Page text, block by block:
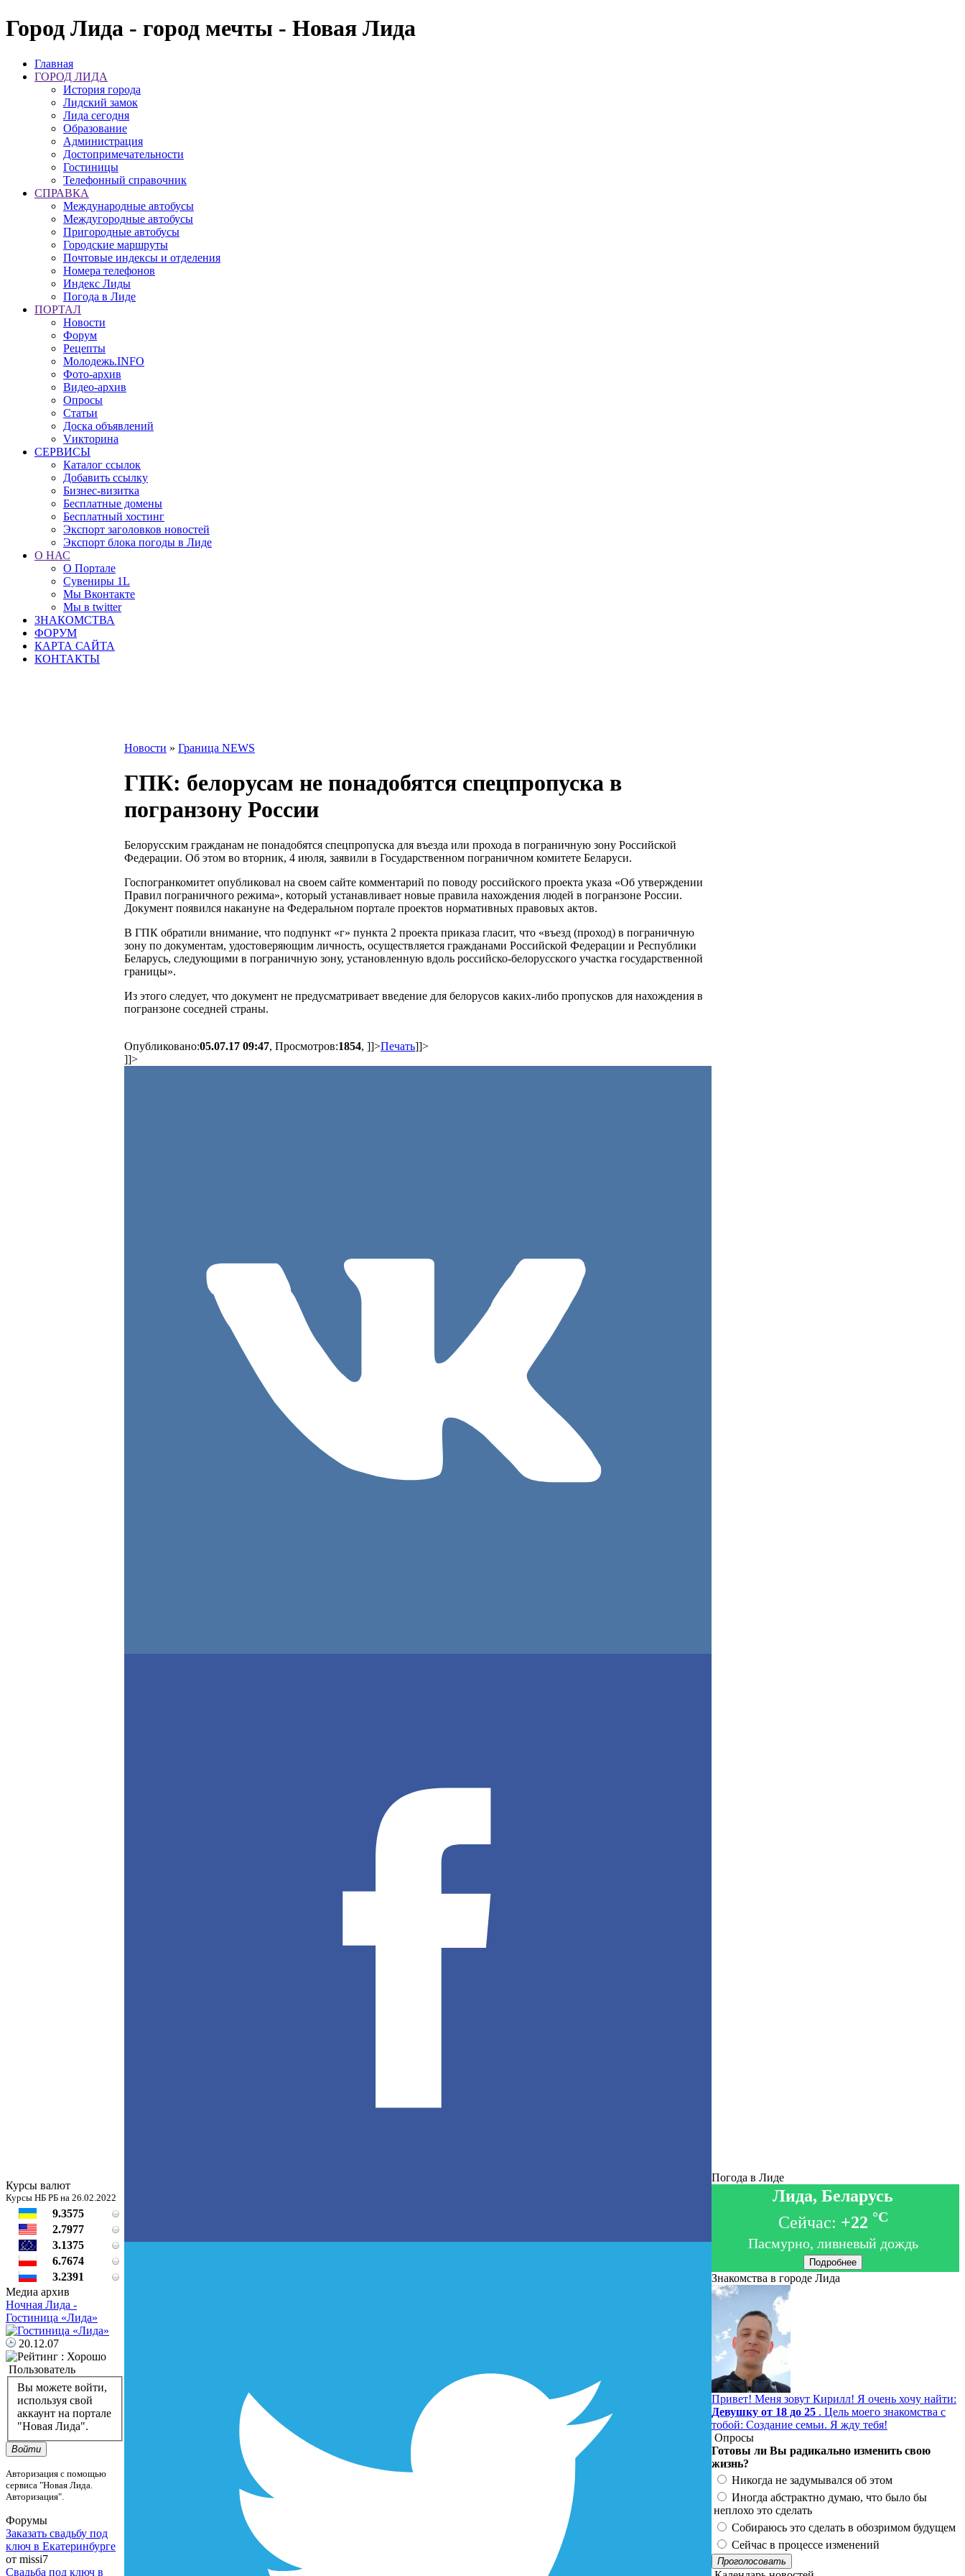
Город Лида - город мечты - Новая Лида
Главная
ГОРОД ЛИДА
История города
Лидский замок
Лида сегодня
Образование
Администрация
Достопримечательности
Гостиницы
Телефонный справочник
СПРАВКА
Международные автобусы
Междугородные автобусы
Пригородные автобусы
Городские маршруты
Почтовые индексы и отделения
Номера телефонов
Индекс Лиды
Погода в Лиде
ПОРТАЛ
Новости
Форум
Рецепты
Молодежь.INFO
Фото-архив
Видео-архив
Опросы
Статьи
Доска объявлений
Vикторина
СЕРВИСЫ
Каталог ссылок
Добавить ссылку
Бизнес-визитка
Бесплатные домены
Бесплатный хостинг
Экспорт заголовков новостей
Экспорт блока погоды в Лиде
О НАС
О Портале
Сувениры 1L
Мы Вконтакте
Мы в twitter
ЗНАКОМСТВА
ФОРУМ
КАРТА САЙТА
КОНТАКТЫ
Курсы валют
Курсы НБ РБ на 26.02.2022
9.3575
2.7977
3.1375
6.7674
3.2391
Медиа архив
Ночная Лида -
Гостиница «Лида»
20.12.07
Пользователь
Вы можете войти,
используя свой
аккаунт на портале
"Новая Лида".
Войти
Авторизация с помощью
сервиса "Новая Лида.
Авторизация".
Форумы
Заказать свадьбу под
ключ в Екатеринбурге
от missi7
Cвадьба под ключ в
Новости » Граница NEWS
ГПК: белорусам не понадобятся спецпропуска в
погранзону России
Белорусским гражданам не понадобятся спецпропуска для въезда или прохода в пограничную зону Российской
Федерации. Об этом во вторник, 4 июля, заявили в Государственном пограничном комитете Беларуси.
Госпогранкомитет опубликовал на своем сайте комментарий по поводу российского проекта указа «Об утверждении
Правил пограничного режима», который устанавливает новые правила нахождения людей в погранзоне России.
Документ появился накануне на Федеральном портале проектов нормативных правовых актов.
В ГПК обратили внимание, что подпункт «г» пункта 2 проекта приказа гласит, что «въезд (проход) в пограничную
зону по документам, удостоверяющим личность, осуществляется гражданами Российской Федерации и Республики
Беларусь, следующими в пограничную зону, установленную вдоль российско-белорусского участка государственной
границы».
Из этого следует, что документ не предусматривает введение для белорусов каких-либо пропусков для нахождения в
погранзоне соседней страны.
Опубликовано:05.07.17 09:47, Просмотров:1854, ]]>Печать]]>
]]>
Погода в Лиде
Лида, Беларусь
Сейчас: +22 °C
Пасмурно, ливневый дождь
Подробнее
Знакомства в городе Лида
Привет! Меня зовут Кирилл! Я очень хочу найти:
Девушку от 18 до 25 . Цель моего знакомства с
тобой: Создание семьи. Я жду тебя!
Опросы
Готовы ли Вы радикально изменить свою
жизнь?
Никогда не задумывался об этом
Иногда абстрактно думаю, что было бы
неплохо это сделать
Собираюсь это сделать в обозримом будущем
Сейчас в процессе изменений
Проголосовать